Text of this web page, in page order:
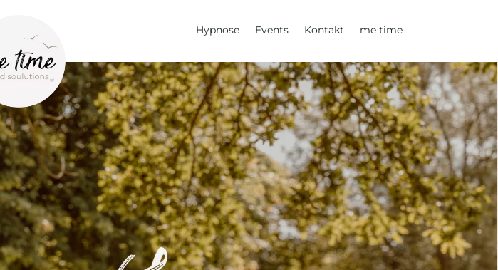
Hypnose Events Kontakt me time